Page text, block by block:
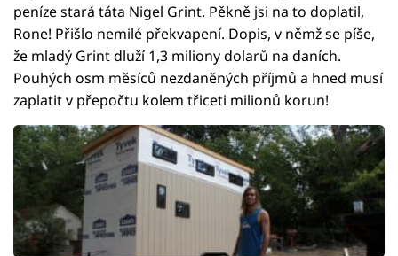
peníze stará táta Nigel Grint. Pěkně jsi na to doplatil,
Rone! Přišlo nemilé překvapení. Dopis, v němž se píše,
že mladý Grint dluží 1,3 miliony dolarů na daních.
Pouhých osm měsíců nezdaněných příjmů a hned musí
zaplatit v přepočtu kolem třiceti milionů korun!